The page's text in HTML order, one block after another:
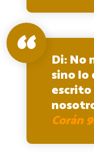
Di: No
sino lo
escrito
Corán